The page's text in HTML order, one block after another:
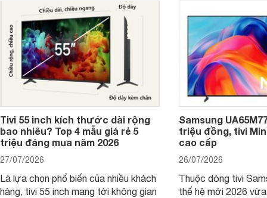
Tivi 55 inch kích thước dài rộng
bao nhiêu? Top 4 mẫu giá rẻ 5
triệu đáng mua năm 2026
27/07/2026
Là lựa chọn phổ biến của nhiều khách
hàng, tivi 55 inch mang tới không gian
Samsung
triệu đồng, tivi
cao cấp
26/07/2026
Thuộc dòng tivi
thế hệ mới 2026